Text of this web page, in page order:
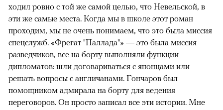
ходил ровно с той же самой целью, что Невельской, в
эти же самые места. Когда мы в школе этот роман
проходим, мы не очень понимаем, что это была миссия
спецслужб. «Фрегат "Паллада"» — это была миссия
разведчиков, все на борту выполняли функции
дипломатов: шли договариваться с японцами или
решать вопросы с англичанами. Гончаров был
помощником адмирала на борту для ведения
переговоров. Он просто записал все эти истории. Мне